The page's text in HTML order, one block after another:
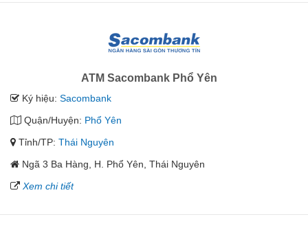
ATM Sacombank Phổ Yên
Ký hiệu: Sacombank
Quận/Huyện: Phổ Yên
Tỉnh/TP: Thái Nguyên
Ngã 3 Ba Hàng, H. Phổ Yên, Thái Nguyên
Xem chi tiết